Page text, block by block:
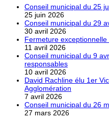
Conseil municipal du 25
25 juin 2026
Conseil municipal du 29
30 avril 2026
Fermeture
11 avril 2026
Conseil municipal du 9
responsables
10 avril 2026
David Rachline élu 1er
Agglomération
7 avril 2026
Conseil municipal du 26
27 mars 2026